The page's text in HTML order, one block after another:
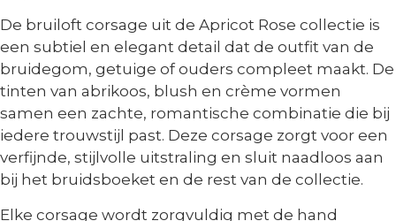
De bruiloft corsage uit de Apricot Rose collectie is
een subtiel en elegant detail dat de outfit van de
bruidegom, getuige of ouders compleet maakt. De
tinten van abrikoos, blush en crème vormen
samen een zachte, romantische combinatie die bij
iedere trouwstijl past. Deze corsage zorgt voor een
verfijnde, stijlvolle uitstraling en sluit naadloos aan
bij het bruidsboeket en de rest van de collectie.
Elke corsage wordt zorgvuldig met de hand